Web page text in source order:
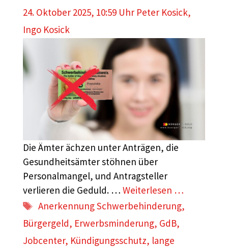
24. Oktober 2025, 10:59 Uhr Peter Kosick,
Ingo Kosick
Die Ämter ächzen unter Anträgen, die
Gesundheitsämter stöhnen über
Personalmangel, und Antragsteller
verlieren die Geduld. … Weiterlesen …
Schlagwörter
Anerkennung Schwerbehinderung,
Bürgergeld, Erwerbsminderung, GdB,
Jobcenter, Kündigungsschutz, lange